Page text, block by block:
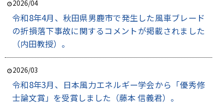
2026/04
令和8年4月、秋田県男鹿市で発生した風車ブレード
の折損落下事故に関するコメントが掲載されました
（内田教授）。
2026/03
令和8年3月、日本風力エネルギー学会から「優秀修
士論文賞」を受賞しました（藤本 信義君）。